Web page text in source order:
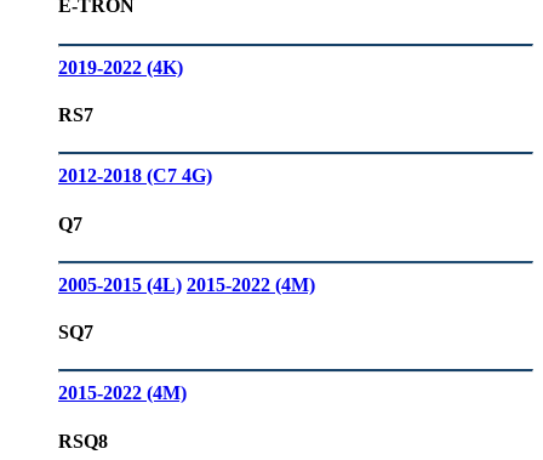
E-TRON
2019-2022 (4K)
RS7
2012-2018 (C7 4G)
Q7
2005-2015 (4L) 2015-2022 (4M)
SQ7
2015-2022 (4M)
RSQ8